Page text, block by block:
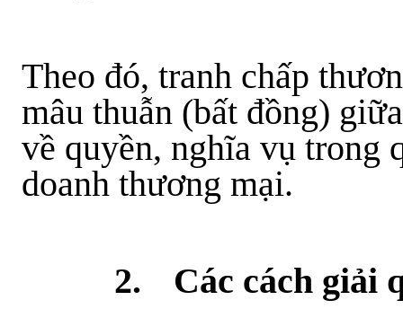
Theo đó, tranh chấp
mâu thuẫn (bất đồng)
về quyền, nghĩa vụ trong
doanh thương mại.
2.
Các cách giải